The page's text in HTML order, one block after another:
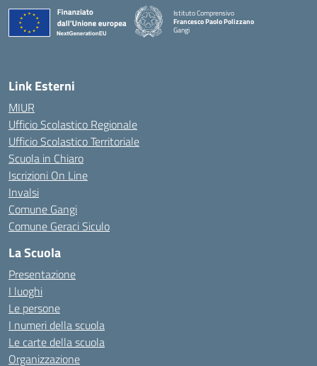
Istituto Comprensivo
Francesco Paolo Polizzano
Gangi
— Visita la pagina iniziale della scuola
Link Esterni
MIUR
Ufficio Scolastico Regionale
Ufficio Scolastico Territoriale
Scuola in Chiaro
Iscrizioni On Line
Invalsi
Comune Gangi
Comune Geraci Siculo
La Scuola
Presentazione
I luoghi
Le persone
I numeri della scuola
Le carte della scuola
Organizzazione